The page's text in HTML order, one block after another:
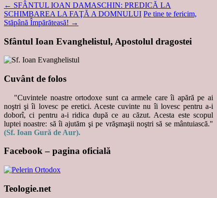
← SFÂNTUL IOAN DAMASCHIN: PREDICĂ LA
SCHIMBAREA LA FAŢĂ A DOMNULUI Pe tine te fericim,
Stăpână Împărăteasă! →
Sfântul Ioan Evanghelistul, Apostolul dragostei
Cuvânt de folos
"Cuvintele noastre ortodoxe sunt ca armele care îi apără pe ai
noştri şi îi lovesc pe eretici. Aceste cuvinte nu îi lovesc pentru a-i
doborî, ci pentru a-i ridica după ce au căzut. Acesta este scopul
luptei noastre: să îi ajutăm şi pe vrăşmaşii noştri să se mântuiască."
(Sf. Ioan Gură de Aur).
Facebook – pagina oficială
Teologie.net